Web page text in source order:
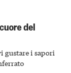
del
gustare i sapori